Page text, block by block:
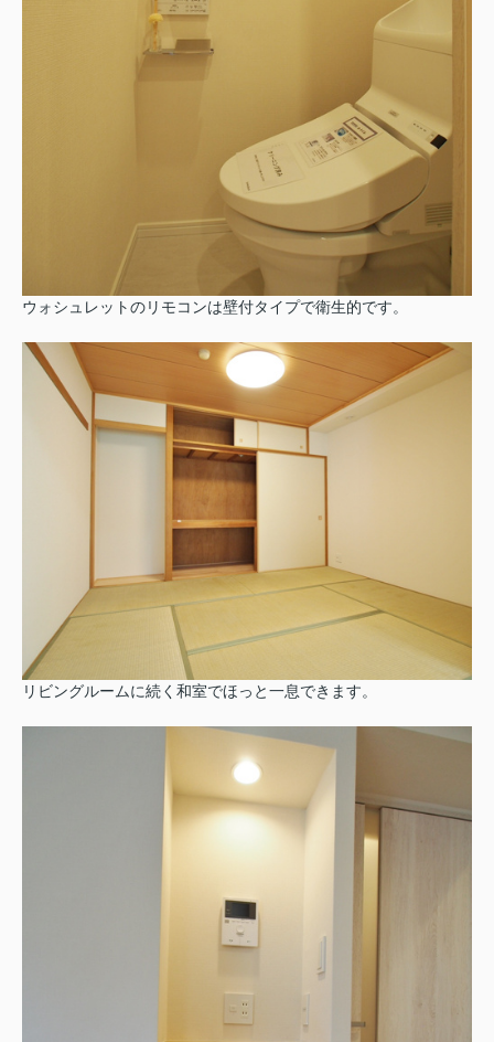
ウォシュレットのリモコンは壁付タイプで衛生的です。
リビングルームに続く和室でほっと一息できます。